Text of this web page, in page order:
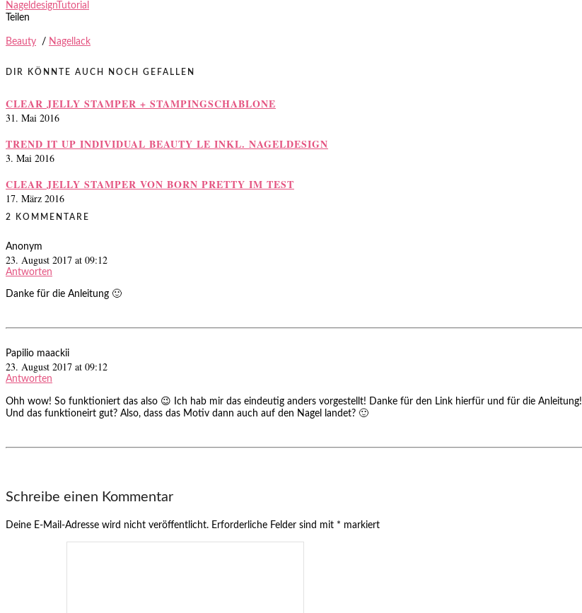
NageldesignTutorial
Teilen
Beauty / Nagellack
DIR KÖNNTE AUCH NOCH GEFALLEN
CLEAR JELLY STAMPER + STAMPINGSCHABLONE
31. Mai 2016
TREND IT UP INDIVIDUAL BEAUTY LE INKL. NAGELDESIGN
3. Mai 2016
CLEAR JELLY STAMPER VON BORN PRETTY IM TEST
17. März 2016
2 KOMMENTARE
Anonym
23. August 2017 at 09:12
Antworten
Danke für die Anleitung 🙂
Papilio maackii
23. August 2017 at 09:12
Antworten
Ohh wow! So funktioniert das also 😉 Ich hab mir das eindeutig anders vorgestellt! Danke für den Link hierfür und für die Anleitung!
Und das funktioneirt gut? Also, dass das Motiv dann auch auf den Nagel landet? 🙂
Schreibe einen Kommentar
Deine E-Mail-Adresse wird nicht veröffentlicht. Erforderliche Felder sind mit * markiert